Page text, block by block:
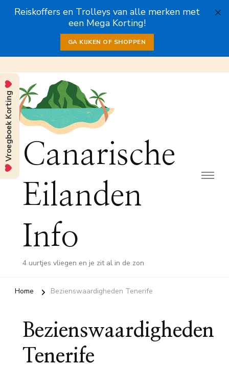
Reiskoffers en Trolleys van alle merken met
een Mega Korting!
GA KIJKEN OF SHOPPEN
Canarische
Eilanden
Info
4 uurtjes vliegen en je zit al in de zon
Home Bezienswaardigheden Tenerife
Bezienswaardigheden
Tenerife
Vroegboek Korting